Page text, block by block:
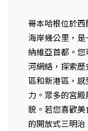
哥本哈根位於
海岸幾公里，
納維亞首都。
河網絡，探索
區和新港區，
力。眾多的宮
貌。若您喜歡
的開放式三明